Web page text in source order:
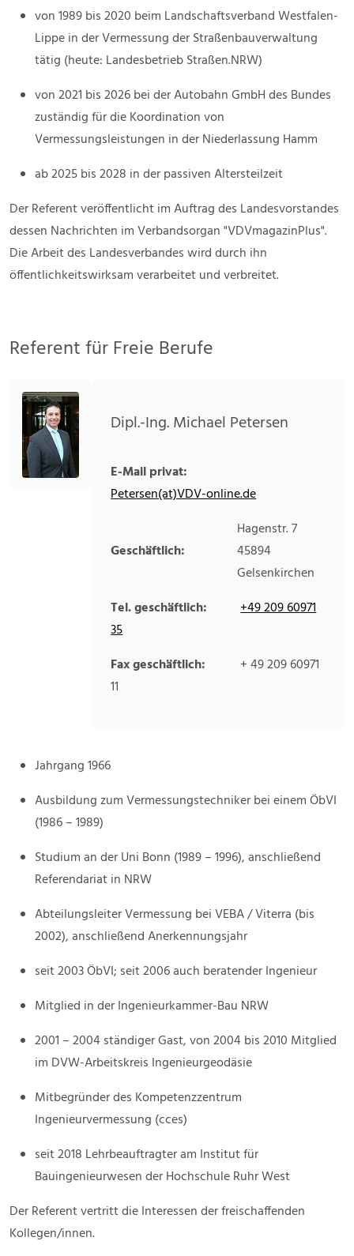
von 1989 bis 2020 beim Landschaftsverband Westfalen-
Lippe in der Vermessung der Straßenbauverwaltung
tätig (heute: Landesbetrieb Straßen.NRW)
von 2021 bis 2026 bei der Autobahn GmbH des Bundes
zuständig für die Koordination von
Vermessungsleistungen in der Niederlassung Hamm
ab 2025 bis 2028 in der passiven Altersteilzeit
Der Referent veröffentlicht im Auftrag des Landesvorstandes
dessen Nachrichten im Verbandsorgan "VDVmagazinPlus".
Die Arbeit des Landesverbandes wird durch ihn
öffentlichkeitswirksam verarbeitet und verbreitet.
Referent für Freie Berufe
Dipl.-Ing. Michael Petersen
E-Mail privat:
Petersen(at)VDV-online.de
Geschäftlich:
Hagenstr. 7
45894
Gelsenkirchen
Tel. geschäftlich:
+49 209 60971
35
Fax geschäftlich:
+ 49 209 60971
11
Jahrgang 1966
Ausbildung zum Vermessungstechniker bei einem ÖbVI
(1986 – 1989)
Studium an der Uni Bonn (1989 – 1996), anschließend
Referendariat in NRW
Abteilungsleiter Vermessung bei VEBA / Viterra (bis
2002), anschließend Anerkennungsjahr
seit 2003 ÖbVI; seit 2006 auch beratender Ingenieur
Mitglied in der Ingenieurkammer-Bau NRW
2001 – 2004 ständiger Gast, von 2004 bis 2010 Mitglied
im DVW-Arbeitskreis Ingenieurgeodäsie
Mitbegründer des Kompetenzzentrum
Ingenieurvermessung (cces)
seit 2018 Lehrbeauftragter am Institut für
Bauingenieurwesen der Hochschule Ruhr West
Der Referent vertritt die Interessen der freischaffenden
Kollegen/innen.